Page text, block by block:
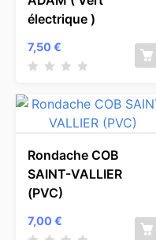
électrique )
7,50 €
Rondache COB
SAINT-VALLIER
(PVC)
7,00 €